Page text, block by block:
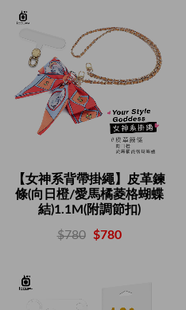
【女神系背帶掛繩】皮革鍊
條(向日橙/愛馬橘菱格蝴蝶
結)1.1M(附調節扣)
$780 $780